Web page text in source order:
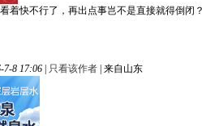
着快不行了，再出点事岂不是直接就得倒
7-8 17:06
只看该作者 来自山东